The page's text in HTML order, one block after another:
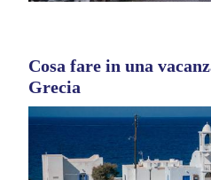
Cosa fare in una
Grecia